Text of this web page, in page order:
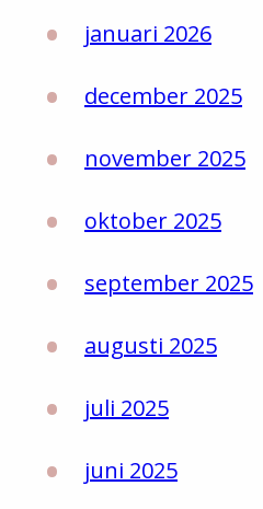
januari 2026
december 2025
november 2025
oktober 2025
september 2025
augusti 2025
juli 2025
juni 2025